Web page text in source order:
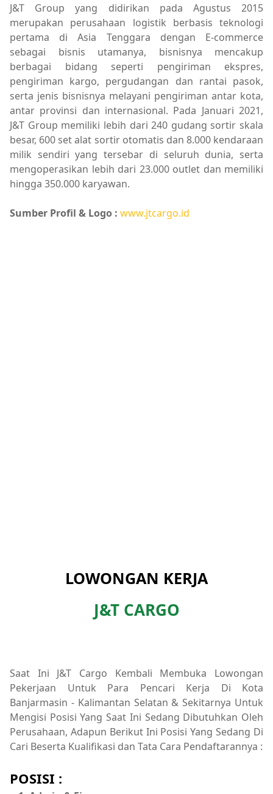
J&T Group yang didirikan pada Agustus 2015
merupakan perusahaan logistik berbasis teknologi
pertama di Asia Tenggara dengan E-commerce
sebagai bisnis utamanya, bisnisnya mencakup
berbagai bidang seperti pengiriman ekspres,
pengiriman kargo, pergudangan dan rantai pasok,
serta jenis bisnisnya melayani pengiriman antar kota,
antar provinsi dan internasional. Pada Januari 2021,
J&T Group memiliki lebih dari 240 gudang sortir skala
besar, 600 set alat sortir otomatis dan 8.000 kendaraan
milik sendiri yang tersebar di seluruh dunia, serta
mengoperasikan lebih dari 23.000 outlet dan memiliki
hingga 350.000 karyawan.
Sumber Profil & Logo : www.jtcargo.id
LOWONGAN KERJA
J&T CARGO
Saat Ini J&T Cargo Kembali Membuka Lowongan
Pekerjaan Untuk Para Pencari Kerja Di Kota
Banjarmasin - Kalimantan Selatan & Sekitarnya Untuk
Mengisi Posisi Yang Saat Ini Sedang Dibutuhkan Oleh
Perusahaan, Adapun Berikut Ini Posisi Yang Sedang Di
Cari Beserta Kualifikasi dan Tata Cara Pendaftarannya :
POSISI :